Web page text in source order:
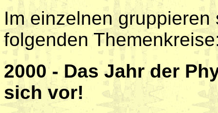
Im einzelnen
folgenden
2000 - Das Jahr der
sich vor!